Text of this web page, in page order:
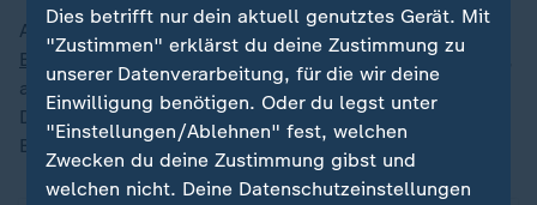
Außerdem: Wir präsentierenZusammenfassungen aller
Bundesliga-Partien des aktuellen Spieltags - jedes Tor,
alle wichtigen Szenen und strittigen Entscheidungen.
Dazu ausgewählte Topspiele der 2. Fußball-
Bundesliga.
Dies betrifft nur dein aktuell genutztes Gerät. Mit
"Zustimmen" erklärst du deine Zustimmung zu
unserer Datenverarbeitung, für die wir deine
Einwilligung benötigen. Oder du legst unter
"Einstellungen/Ablehnen" fest, welchen
Zwecken du deine Zustimmung gibst und
welchen nicht. Deine Datenschutzeinstellungen